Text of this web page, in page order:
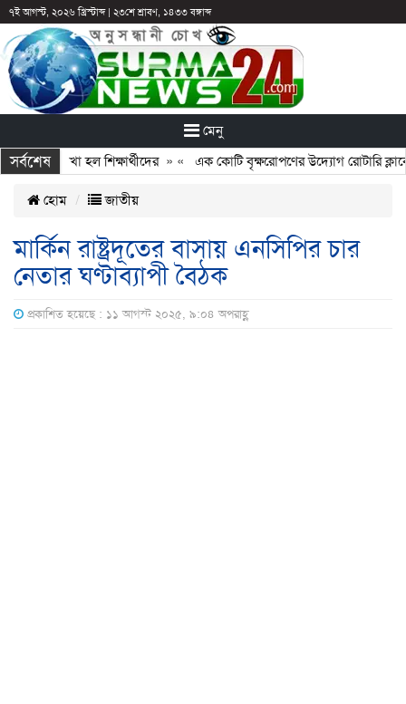
৭ই আগস্ট, ২০২৬ খ্রিস্টাব্দ| ২৩শে শ্রাবণ, ১৪৩৩ বঙ্গাব্দ
মেনু
সর্বশেষ
আটকে রাখা হল শিক্ষার্থীদের» «এক কোটি বৃক্ষরোপণের উদ্যোগ রোটারি
হোম জাতীয়
মার্কিন রাষ্ট্রদূতের বাসায় এনসিপির চার
নেতার ঘণ্টাব্যাপী বৈঠক
প্রকাশিত হয়েছে : ১১ আগস্ট ২০২৫, ৯:০৪ অপরাহ্ণ